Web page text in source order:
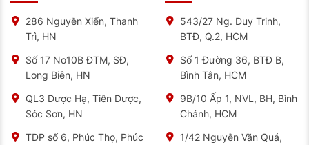
Cơ sở vật chất, trang thiết bị hiện đại.
Đội ngũ kỹ thuật viên giàu kinh nghiệm, được đào
Tại sao bạn nên mua lốp xe ô tô tại NAT
Tại NAT, bạn sẽ được các nhân viên lắng nghe và tư
vấn nhiệt tình. Bên cạnh đó, lốp xe của bạn cũng được
kiểm tra trước khi quyết định có nên thay hay không.
Tại NAT, bạn hoàn toàn yên tâm về chất lượng.
286 Nguyễn Xiển, Thanh
Trì, HN
Số 17 No10B ĐTM, SĐ,
Long Biên, HN
QL3 Dược Hạ, Tiên Dược,
Sóc Sơn, HN
TDP số 6, Phúc Thọ, Phúc
543/27 Ng. Duy Trinh,
BTĐ, Q.2, HCM
Số 1 Đường 36, BTĐ B,
Bình Tân, HCM
9B/10 Ấp 1, NVL, BH, Bình
Chánh, HCM
1/42 Nguyễn Văn Quá,